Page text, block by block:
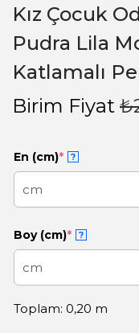
Kız Çocuk
Pudra Lila
Katlamalı
Birim Fiyat ₺
En (cm)* ?
Boy (cm)* ?
Toplam: 0,20 m